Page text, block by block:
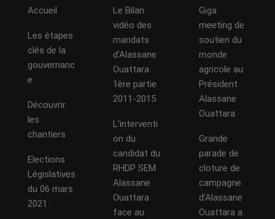
Accueil
Les étapes
clés de la
gouvernanc
e
Découvrir
les
chantiers
Elections
Législatives
du 06 mars
2021.
Le Bilan
vidéo des
mandats
d’Alassane
Ouattara
1ère partie
2011-2015
L’interventi
on du
candidat du
RHDP SEM
Alassane
Ouattara
face au
Giga
meeting de
soutien du
monde
agricole au
Président
Alassane
Ouattara
Grande
parade de
cloture de
campagne
d’Alassane
Ouattara a